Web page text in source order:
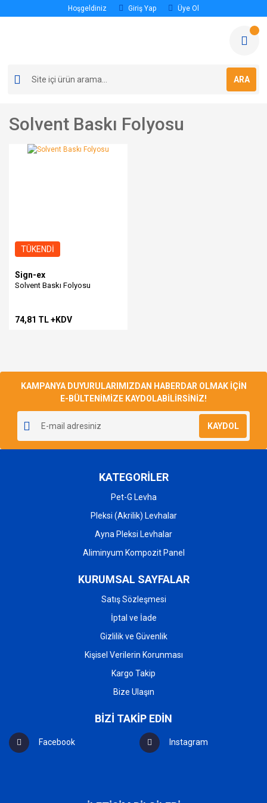
Hoşgeldiniz Giriş Yap Üye Ol
ARA
Solvent Baskı Folyosu
TÜKENDİ
Sign-ex
Solvent Baskı Folyosu
74,81 TL +KDV
KAMPANYA DUYURULARIMIZDAN HABERDAR OLMAK İÇİN
E-BÜLTENİMİZE KAYDOLABİLİRSİNİZ!
KAYDOL
KATEGORİLER
Pet-G Levha
Pleksi (Akrilik) Levhalar
Ayna Pleksi Levhalar
Aliminyum Kompozit Panel
KURUMSAL SAYFALAR
Satış Sözleşmesi
İptal ve İade
Gizlilik ve Güvenlik
Kişisel Verilerin Korunması
Kargo Takip
Bize Ulaşın
BİZİ TAKİP EDİN
Facebook Instagram